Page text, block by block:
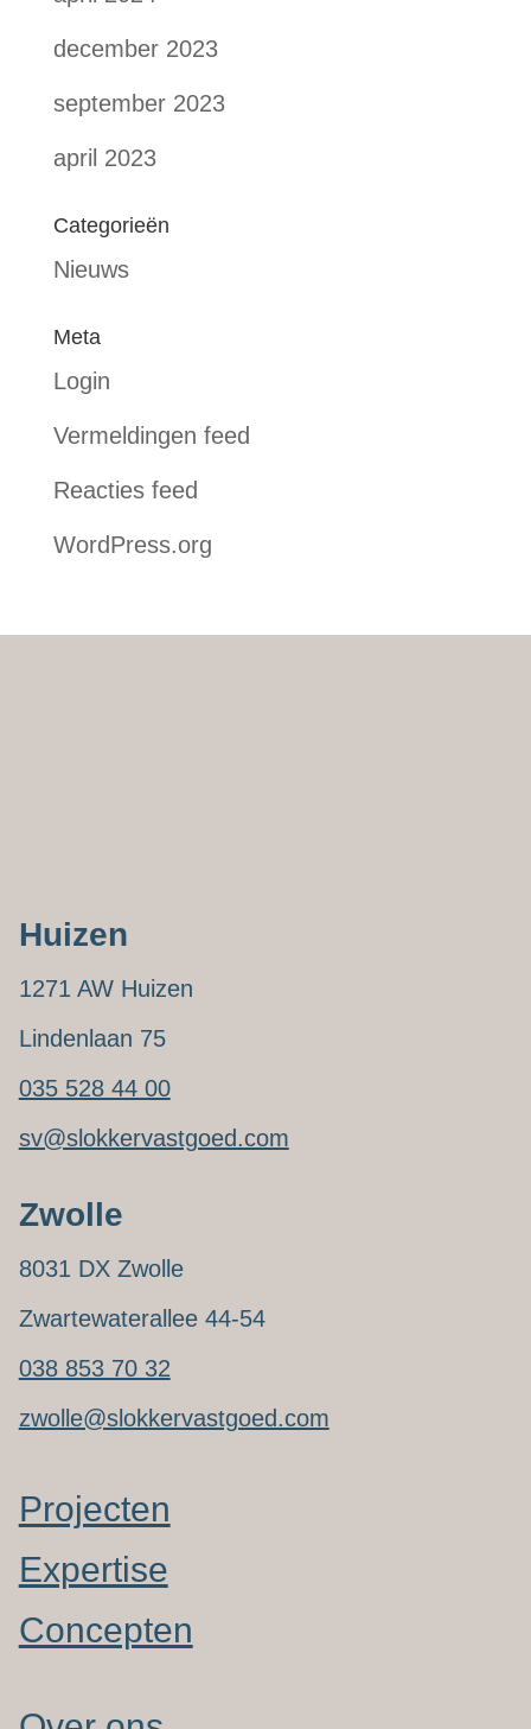
december 2023
september 2023
april 2023
Categorieën
Nieuws
Meta
Login
Vermeldingen feed
Reacties feed
WordPress.org
Huizen
1271 AW Huizen
Lindenlaan 75
035 528 44 00
sv@slokkervastgoed.com
Zwolle
8031 DX Zwolle
Zwartewaterallee 44-54
038 853 70 32
zwolle@slokkervastgoed.com
Projecten
Expertise
Concepten